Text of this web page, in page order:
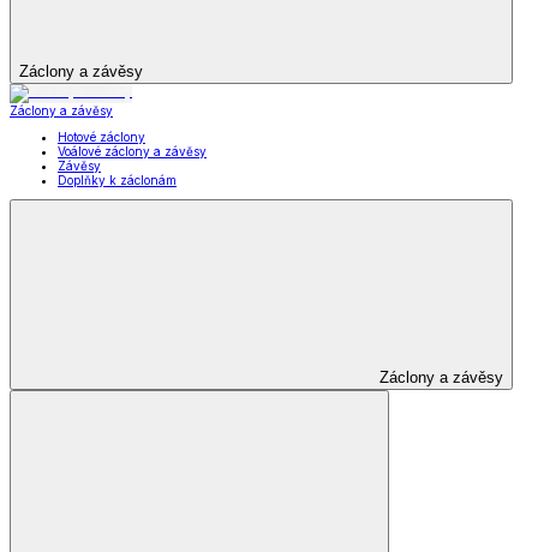
Záclony a závěsy
Záclony a závěsy
Hotové záclony
Voálové záclony a závěsy
Závěsy
Doplňky k záclonám
Záclony a závěsy